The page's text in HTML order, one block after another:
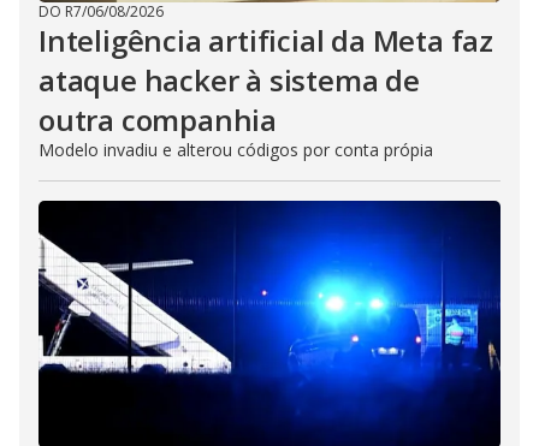
DO R7/06/08/2026
Inteligência artificial da Meta faz
ataque hacker à sistema de
outra companhia
Modelo invadiu e alterou códigos por conta própia